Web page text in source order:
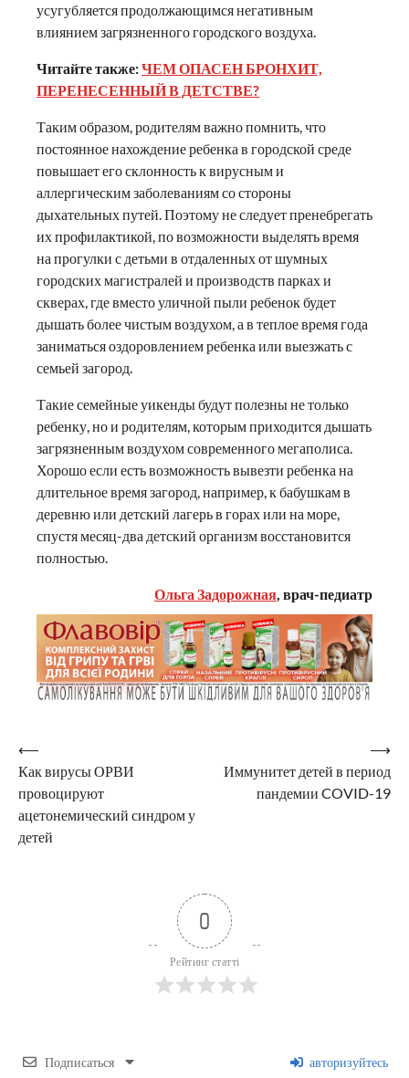
усугубляется продолжающимся негативным
влиянием загрязненного городского воздуха.
Читайте также:ЧЕМ ОПАСЕН БРОНХИТ,
ПЕРЕНЕСЕННЫЙ В ДЕТСТВЕ?
Таким образом, родителям важно помнить, что
постоянное нахождение ребенка в городской среде
повышает его склонность к вирусным и
аллергическим заболеваниям со стороны
дыхательных путей. Поэтому не следует пренебрегать
их профилактикой, по возможности выделять время
на прогулки с детьми в отдаленных от шумных
городских магистралей и производств парках и
скверах, где вместо уличной пыли ребенок будет
дышать более чистым воздухом, а в теплое время года
заниматься оздоровлением ребенка или выезжать с
семьей загород.
Такие семейные уикенды будут полезны не только
ребенку, но и родителям, которым приходится дышать
загрязненным воздухом современного мегаполиса.
Хорошо если есть возможность вывезти ребенка на
длительное время загород, например, к бабушкам в
деревню или детский лагерь в горах или на море,
спустя месяц-два детский организм восстановится
полностью.
Ольга Задорожная, врач-педиатр
Навигация
по
записям
⟵
Как вирусы ОРВИ
провоцируют
ацетонемический синдром у
детей
Иммунитет детей в период
пандемии COVID-19
⟶
0
Рейтинг статті
Подписаться авторизуйтесь